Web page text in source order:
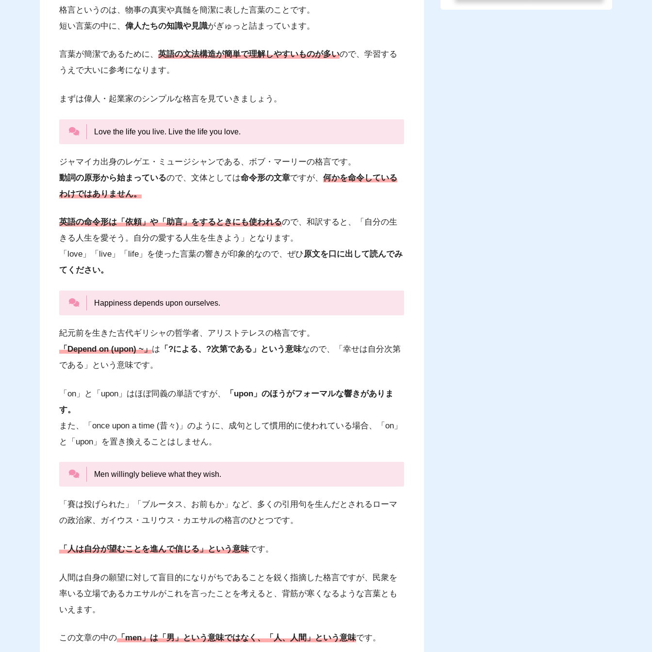
格言というのは、物事の真実や真髄を簡潔に表した言葉のことです。
短い言葉の中に、 偉人たちの知識や見識がぎゅっと詰まっています。
言葉が簡潔であるために、 英語の文法構造が簡単で理解しやすいものが多いので、学習する
うえで大いに参考になります。
まずは偉人・起業家のシンプルな格言を見ていきましょう。
Love the life you live. Live the life you love.
ジャマイカ出身のレゲエ・ミュージシャンである、ボブ・マーリーの格言です。
動詞の原形から始まっているので、文体としては命令形の文章ですが、 何かを命令している
わけではありません。
英語の命令形は「依頼」や「助言」をするときにも使われるので、和訳すると、「自分の生
きる人生を愛そう。自分の愛する人生を生きよう」となります。
「love」「live」「life」を使った言葉の響きが印象的なので、ぜひ原文を口に出して読んでみ
てください。
Happiness depends upon ourselves.
紀元前を生きた古代ギリシャの哲学者、アリストテレスの格言です。
「Depend on (upon) ~」は 「?による、?次第である」という意味なので、「幸せは自分次第
である」という意味です。
「on」と「upon」はほぼ同義の単語ですが、
「upon」のほうがフォーマルな響きがありま
す。
また、「once upon a time (昔々)」のように、成句として慣用的に使われている場合、「on」
と「upon」を置き換えることはしません。
Men willingly believe what they wish.
「賽は投げられた」「ブルータス、お前もか」など、多くの引用句を生んだとされるローマ
の政治家、ガイウス・ユリウス・カエサルの格言のひとつです。
「人は自分が望むことを進んで信じる」という意味です。
人間は自身の願望に対して盲目的になりがちであることを鋭く指摘した格言ですが、民衆を
率いる立場であるカエサルがこれを言ったことを考えると、背筋が寒くなるような言葉とも
いえます。
この文章の中の「men」は「男」という意味ではなく、「人、人間」という意味です。